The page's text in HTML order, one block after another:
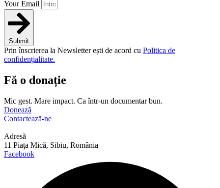
Your Email
Submit
Prin înscrierea la Newsletter ești de acord cu Politica de
confidențialitate.
Fă o donație
Mic gest. Mare impact. Ca într-un documentar bun.
Donează
Contactează-ne
Adresă
11 Piața Mică, Sibiu, România
Facebook